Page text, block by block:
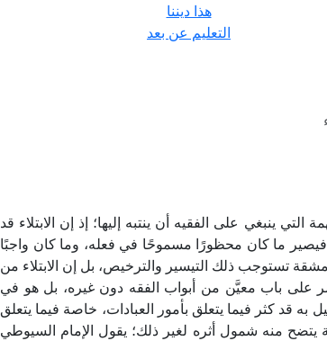
هذا ديننا
التعليم عن بعد
التي ينبغي على الفقيه أن ينتبه إليها؛ إذ إن الابتلاء قد
فيصير ما كان محظورًا مسموحًا في فعله، وما كان واجبًا
تستوجب ذلك التيسير والترخيص، بل إن الابتلاء من
على باب معيَّن من أبواب الفقه دون غيره، بل هو في
به قد كثر فيما يتعلق بأمور العبادات، خاصة فيما يتعلق
يتضح منه شمول أثره لغير ذلك؛ يقول الإمام السيوطي